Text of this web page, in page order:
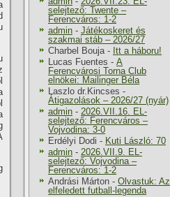
selejtező: Twente –
Ferencváros: 1-2
admin - Játékoskeret és
szakmai stáb – 2026/27
Charbel Bouja- Itt a háboru!
Lucas Fuentes - A
Ferencvárosi Torna Club
elnökei: Mailinger Béla
Laszlo dr.Kincses -
Átigazolások – 2026/27 (nyár)
admin - 2026.VII.16. EL-
selejtező: Ferencváros –
Vojvodina: 3-0
Erdélyi Dodi - Kuti László: 70
admin - 2026.VII.9. EL-
selejtező: Vojvodina –
Ferencváros: 1-2
Andrási Márton - Olvastuk: Az
elfeledett futball-legenda